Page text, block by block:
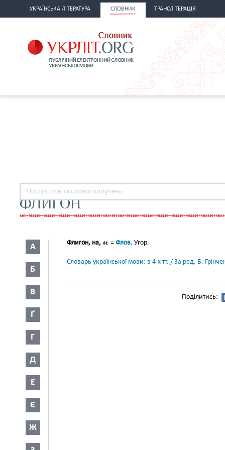
УКРАЇНСЬКА ЛІТЕРАТУРА СЛОВНИК ТРАНСЛІТЕРАЦІЯ
ФЛИГОН
А
Б
В
Ґ
Г
Д
Е
Є
Ж
Флигон, на, м. = Флов. Угор.
Словарь української мови: в 4-х тт. / За ред. Б.
Поділитись: